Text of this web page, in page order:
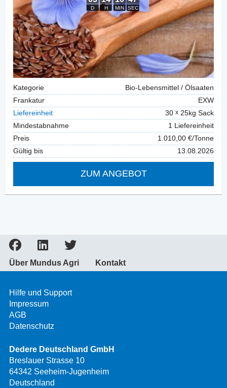
Kategorie
Bio-Lebensmittel / Ölsaaten
Frankatur
EXW
Liefereinheit
30
25kg Sack
Mindestabnahme
1 Liefereinheit
Preis
1.010,00 €/Tonne
Gültig bis
13.08.2026
ZUM ANGEBOT
Über Mundus Agri Kontakt
Hilfe und Support
Impressum
AGB
Datenschutz
Dedere Deutschland GmbH
Breslauer Strasse 10
64342 Seeheim-Jugenheim
Deutschland